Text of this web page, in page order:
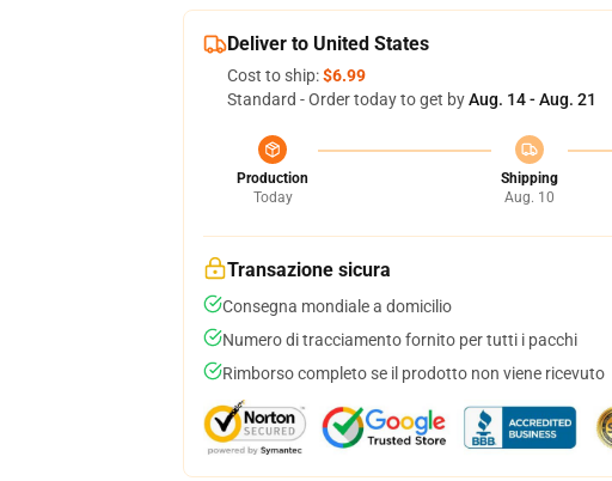
Deliver to United States
Cost to ship:$6.99
Standard - Order today to get byAug. 14 - Aug. 21
Production
Today
Shipping
Aug. 10
Transazione sicura
Consegna mondiale a domicilio
Numero di tracciamento fornito per tutti i pacchi
Rimborso completo se il prodotto non viene ricevuto